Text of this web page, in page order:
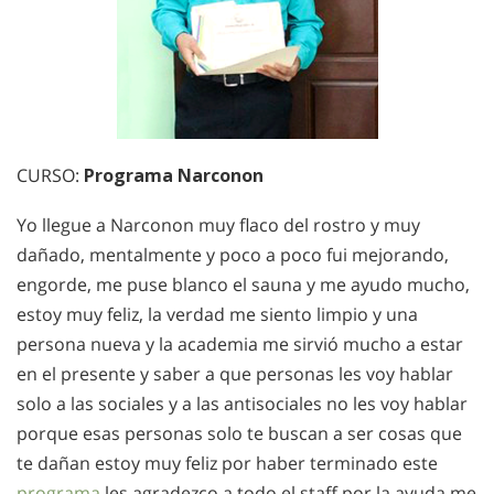
CURSO: Programa Narconon
Yo llegue a Narconon muy flaco del rostro y muy
dañado, mentalmente y poco a poco fui mejorando,
engorde, me puse blanco el sauna y me ayudo mucho,
estoy muy feliz, la verdad me siento limpio y una
persona nueva y la academia me sirvió mucho a estar
en el presente y saber a que personas les voy hablar
solo a las sociales y a las antisociales no les voy hablar
porque esas personas solo te buscan a ser cosas que
te dañan estoy muy feliz por haber terminado este